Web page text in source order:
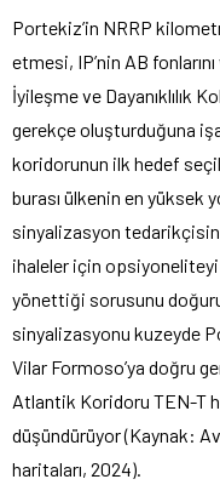
Portekiz’in NRRP
etmesi, IP’nin AB
İyileşme ve Dayanıklılık
gerekçe oluşturduğuna
koridorunun ilk hedef
burası ülkenin en yüksek
sinyalizasyon
ihaleler için opsiyoneliteyi
yönettiği sorusunu
sinyalizasyonu kuzeyde
Vilar Formoso’ya doğru
Atlantik Koridoru TEN-T
düşündürüyor (Kaynak:
haritaları, 2024).